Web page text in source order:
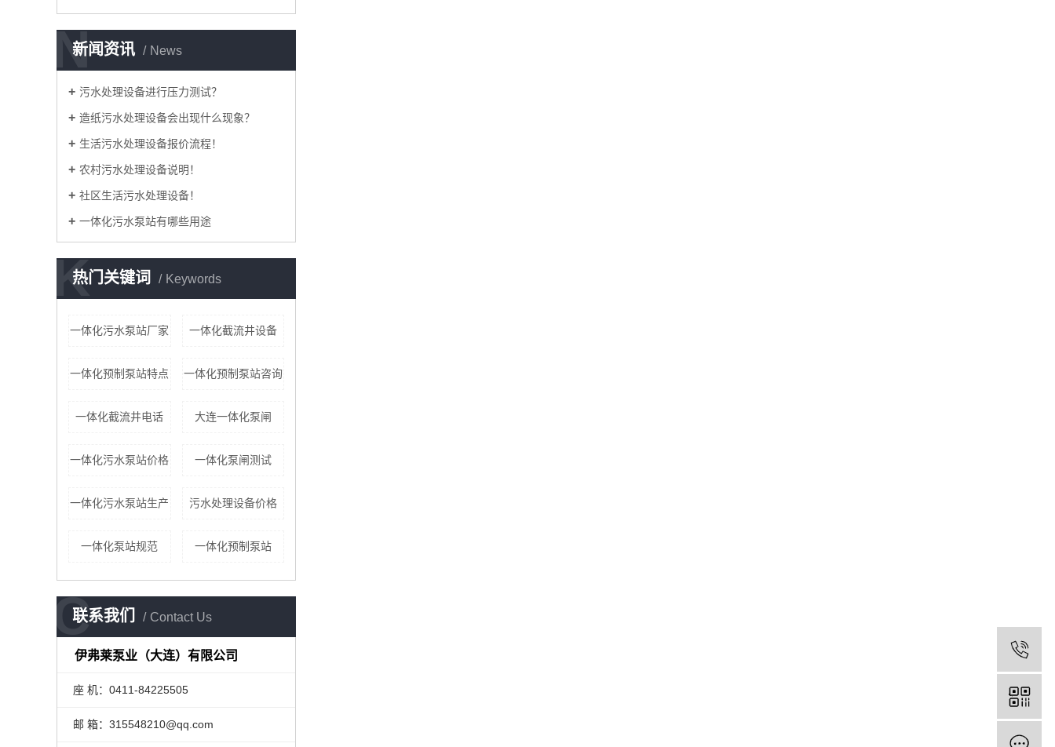
新闻资讯 News
N
污水处理设备进行压力测试？
造纸污水处理设备会出现什么现象？
生活污水处理设备报价流程！
农村污水处理设备说明！
社区生活污水处理设备！
一体化污水泵站有哪些用途
热门关键词 Keywords
K
一体化污水泵站厂家 一体化截流井设备
一体化预制泵站特点 一体化预制泵站咨询
一体化截流井电话 大连一体化泵闸
一体化污水泵站价格 一体化泵闸测试
一体化污水泵站生产 污水处理设备价格
一体化泵站规范 一体化预制泵站
联系我们 Contact Us
C
伊弗莱泵业（大连）有限公司
座 机：0411-84225505
邮 箱：315548210@qq.com